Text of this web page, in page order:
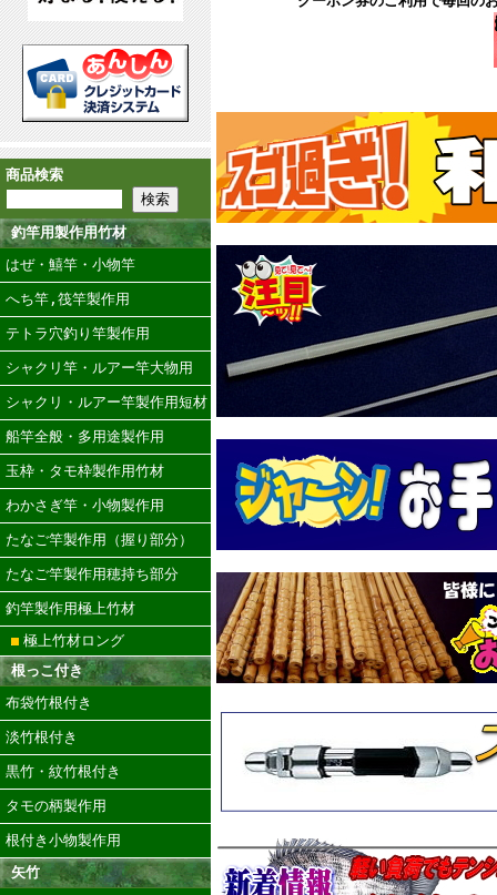
商品検索
釣竿用製作用竹材
はぜ・鱚竿・小物竿
へち竿,筏竿製作用
テトラ穴釣り竿製作用
シャクリ竿・ルアー竿大物用
シャクリ・ルアー竿製作用短材
船竿全般・多用途製作用
玉枠・タモ枠製作用竹材
わかさぎ竿・小物製作用
たなご竿製作用（握り部分）
たなご竿製作用穂持ち部分
釣竿製作用極上竹材
極上竹材ロング
根っこ付き
布袋竹根付き
淡竹根付き
黒竹・紋竹根付き
タモの柄製作用
根付き小物製作用
矢竹